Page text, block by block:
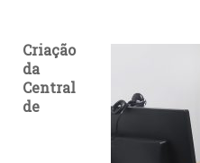
Criação
da
Central
de